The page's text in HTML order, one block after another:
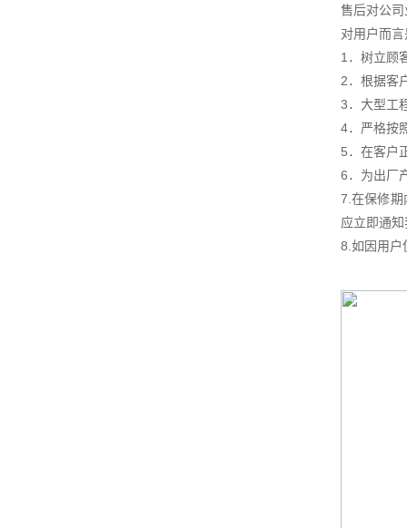
售后对公
对用户而
1．树立顾
2．根据客
3．大型工
4．严格按
5．在客户
6．为出厂
7.在保修期
应立即通
8.如因用户